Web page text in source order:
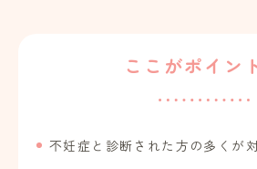
ここがポイン
不妊症と診断された方の多くが